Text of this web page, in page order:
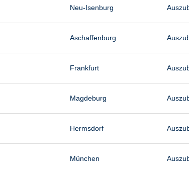
Neu-Isenburg
Aschaffenburg
Frankfurt
Magdeburg
Hermsdorf
München